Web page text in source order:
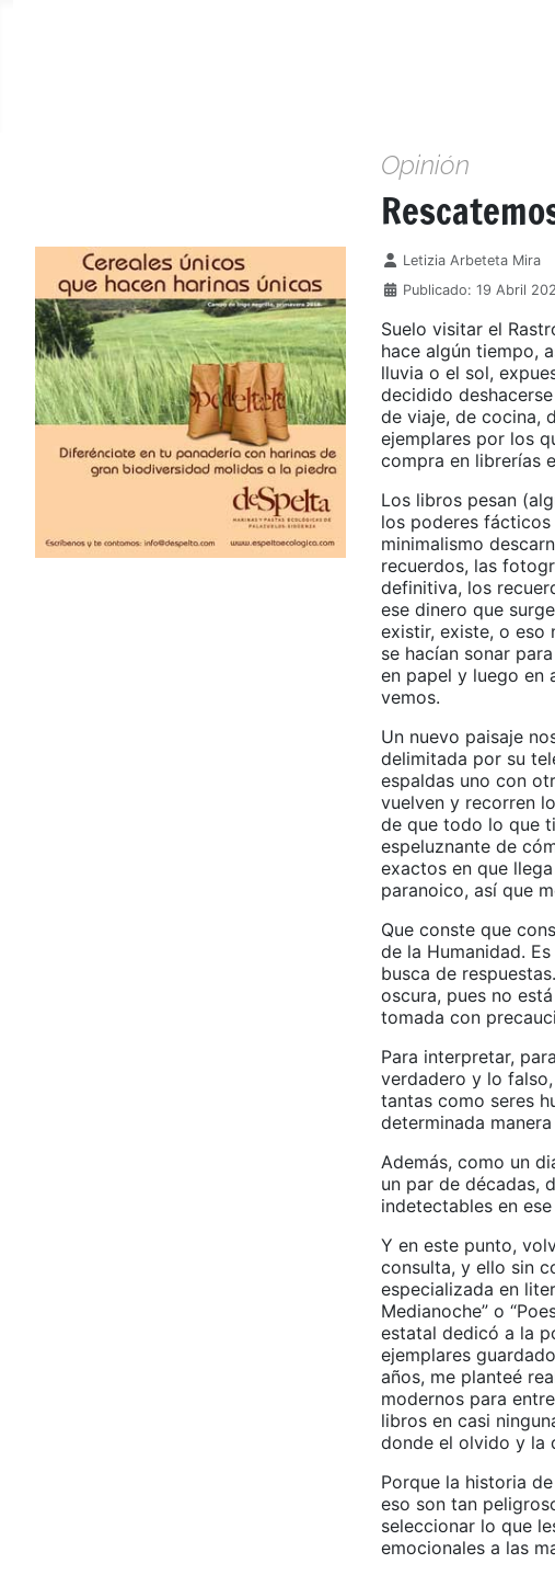
Opinión
Detalles
Letizia Arbeteta Mira
Publicado: 19 Abril
Suelo visitar el
hace algún tiempo,
lluvia o el sol,
decidido
de viaje, de cocina,
ejemplares por los
compra en librerías
Los libros pesan
los poderes
minimalismo
recuerdos, las
definitiva, los
ese dinero que
existir, existe, o eso
se hacían sonar
en papel y luego en
vemos.
Un nuevo paisaje
delimitada por su
espaldas uno con
vuelven y recorren
de que todo lo que
espeluznante de
exactos en que
paranoico, así que
Que conste que
de la Humanidad.
busca de
oscura, pues no
tomada con
Para interpretar,
verdadero y lo
tantas como seres
determinada
Además, como un
un par de décadas,
indetectables en
Y en este punto,
consulta, y ello sin
especializada en
Medianoche” o
estatal dedicó a la
ejemplares
años, me planteé
modernos para
libros en casi
donde el olvido y la
Porque la historia
eso son tan
seleccionar lo que
emocionales a las